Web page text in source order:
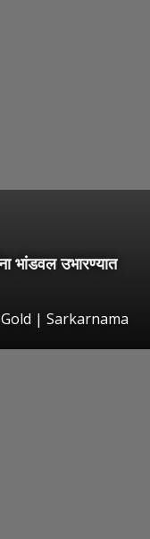
भांडवल उभारण्यात
Gold | Sarkarnama